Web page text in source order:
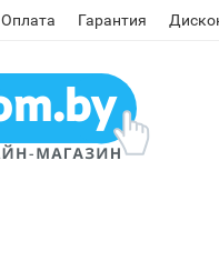
Оплата Гарантия